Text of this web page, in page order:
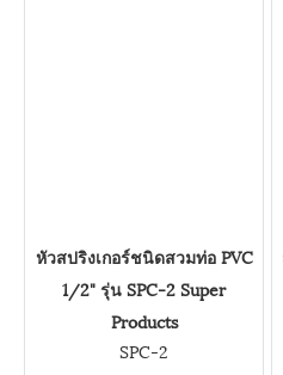
หัวสปริงเกอร์ชนิดสวมท่อ PVC
1/2" รุ่น SPC-2 Super
Products
SPC-2